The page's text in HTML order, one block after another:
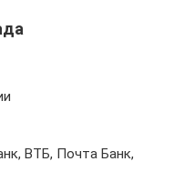
ВТБ, Почта Банк,